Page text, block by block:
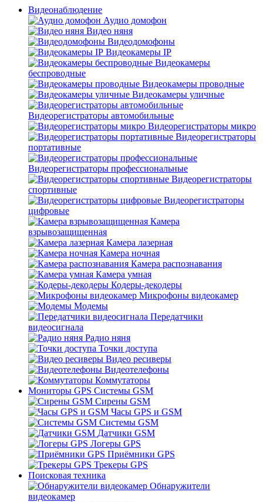
Видеонаблюдение
Аудио домофон
Видео няня
Видеодомофоны
Видеокамеры IP
Видеокамеры
беспроводные
Видеокамеры проводные
Видеокамеры уличные
Видеорегистраторы автомобильные
Видеорегистраторы микро
Видеорегистраторы
портативные
Видеорегистраторы профессиональные
Видеорегистраторы
спортивные
Видеорегистраторы
цифровые
Камера
взрывозащищенная
Камера лазерная
Камера ночная
Камера распознавания
Камера умная
Кодеры-декодеры
Микрофоны видеокамер
Модемы
Передатчики
видеосигнала
Радио няня
Точки доступа
Видео ресиверы
Видеотелефоны
Коммутаторы
Мониторы GPS Системы GSM
Сирены GSM
Часы GPS и GSM
Системы GSM
Датчики GSM
Логеры GPS
Приёмники GPS
Трекеры GPS
Поисковая техника
Обнаружители
видеокамер